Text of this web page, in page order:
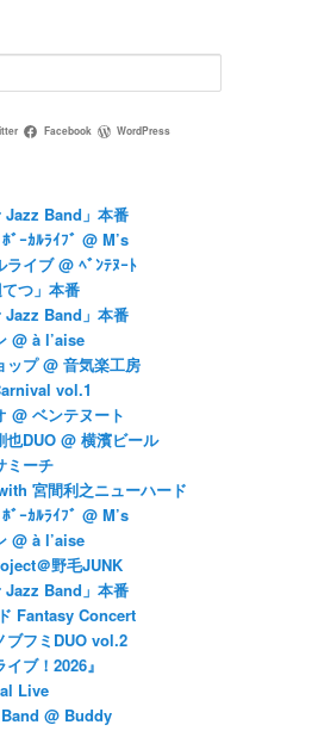
Facebook WordPress
Band」本番
ﾞｰｶﾙﾗｲﾌﾞ @ M’s
イブ @ ﾍﾞﾝﾃﾇｰﾄ
つ」本番
Band」本番
@ à l’aise
ップ @ 音気楽工房
vol.1
@ ベンテヌート
DUO @ 横濱ビール
ミーチ
宮間利之ニューハード
ﾞｰｶﾙﾗｲﾌﾞ @ M’s
@ à l’aise
＠野毛JUNK
Band」本番
Fantasy Concert
ブフミDUO vol.2
ブ！2026』
Live
@ Buddy